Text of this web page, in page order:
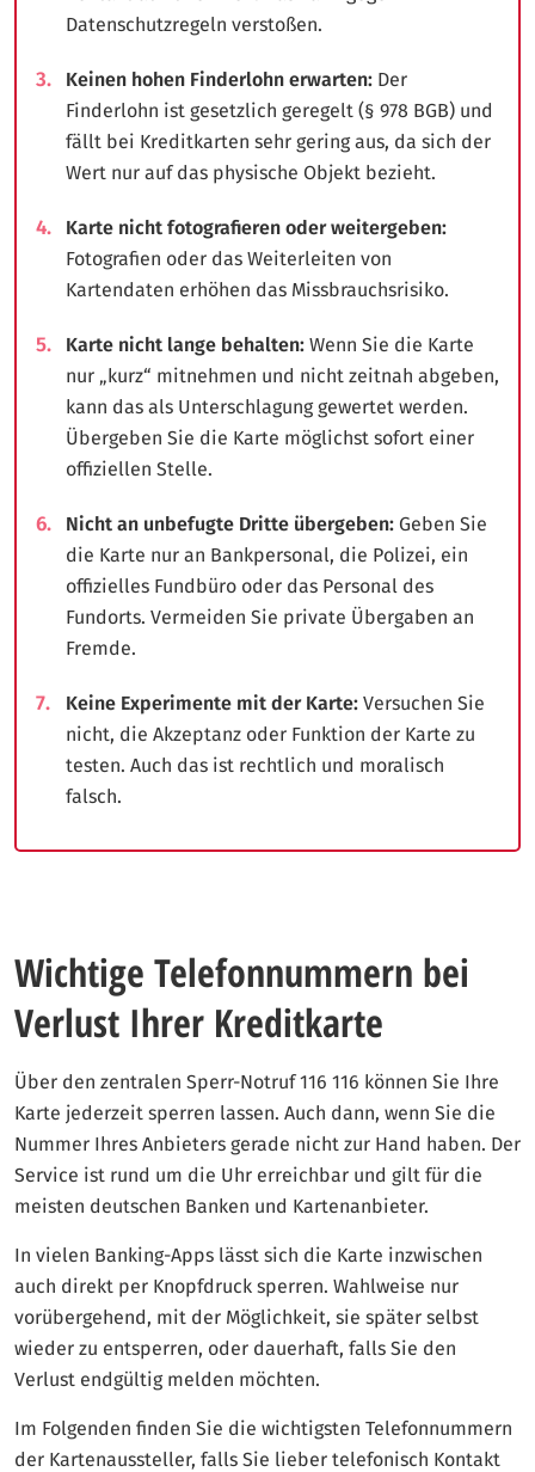
Datenschutzregeln verstoßen.
Keinen hohen Finderlohn erwarten: Der
Finderlohn ist gesetzlich geregelt (§ 978 BGB) und
fällt bei Kreditkarten sehr gering aus, da sich der
Wert nur auf das physische Objekt bezieht.
Karte nicht fotografieren oder weitergeben:
Fotografien oder das Weiterleiten von
Kartendaten erhöhen das Missbrauchsrisiko.
Karte nicht lange behalten: Wenn Sie die Karte
nur „kurz“ mitnehmen und nicht zeitnah abgeben,
kann das als Unterschlagung gewertet werden.
Übergeben Sie die Karte möglichst sofort einer
offiziellen Stelle.
Nicht an unbefugte Dritte übergeben: Geben Sie
die Karte nur an Bankpersonal, die Polizei, ein
offizielles Fundbüro oder das Personal des
Fundorts. Vermeiden Sie private Übergaben an
Fremde.
Keine Experimente mit der Karte: Versuchen Sie
nicht, die Akzeptanz oder Funktion der Karte zu
testen. Auch das ist rechtlich und moralisch
falsch.
Wichtige Telefonnummern bei
Verlust Ihrer Kreditkarte
Über den zentralen Sperr-Notruf 116 116 können Sie Ihre
Karte jederzeit sperren lassen. Auch dann, wenn Sie die
Nummer Ihres Anbieters gerade nicht zur Hand haben. Der
Service ist rund um die Uhr erreichbar und gilt für die
meisten deutschen Banken und Kartenanbieter.
In vielen Banking-Apps lässt sich die Karte inzwischen
auch direkt per Knopfdruck sperren. Wahlweise nur
vorübergehend, mit der Möglichkeit, sie später selbst
wieder zu entsperren, oder dauerhaft, falls Sie den
Verlust endgültig melden möchten.
Im Folgenden finden Sie die wichtigsten Telefonnummern
der Kartenaussteller, falls Sie lieber telefonisch Kontakt